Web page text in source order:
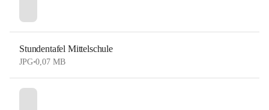
Stundentafel Mittelschule
JPG•0,07 MB